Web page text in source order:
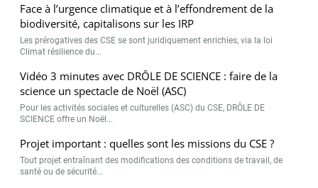
Face à l’urgence climatique et à l’effondrement de la
biodiversité, capitalisons sur les IRP
Les prérogatives des CSE se sont juridiquement enrichies, via la loi
Climat résilience du...
Vidéo 3 minutes avec DRÔLE DE SCIENCE : faire de la
science un spectacle de Noël (ASC)
Pour les activités sociales et culturelles (ASC) du CSE, DRÔLE DE
SCIENCE offre un Noël...
Projet important : quelles sont les missions du CSE ?
Tout projet entraînant des modifications des conditions de travail, de
santé ou de sécurité...